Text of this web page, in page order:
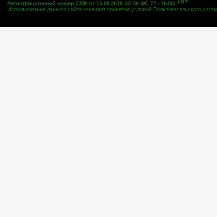
Регистрационный номер СМИ от 15.08.2019 ЭЛ № ФС 77 - 76485.
Использование данного сайта означает принятие условий Пользовательского